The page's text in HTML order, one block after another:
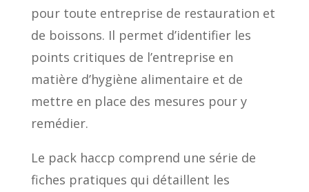
pour toute entreprise de restauration et
de boissons. Il permet d’identifier les
points critiques de l’entreprise en
matière d’hygiène alimentaire et de
mettre en place des mesures pour y
remédier.
Le pack haccp comprend une série de
fiches pratiques qui détaillent les